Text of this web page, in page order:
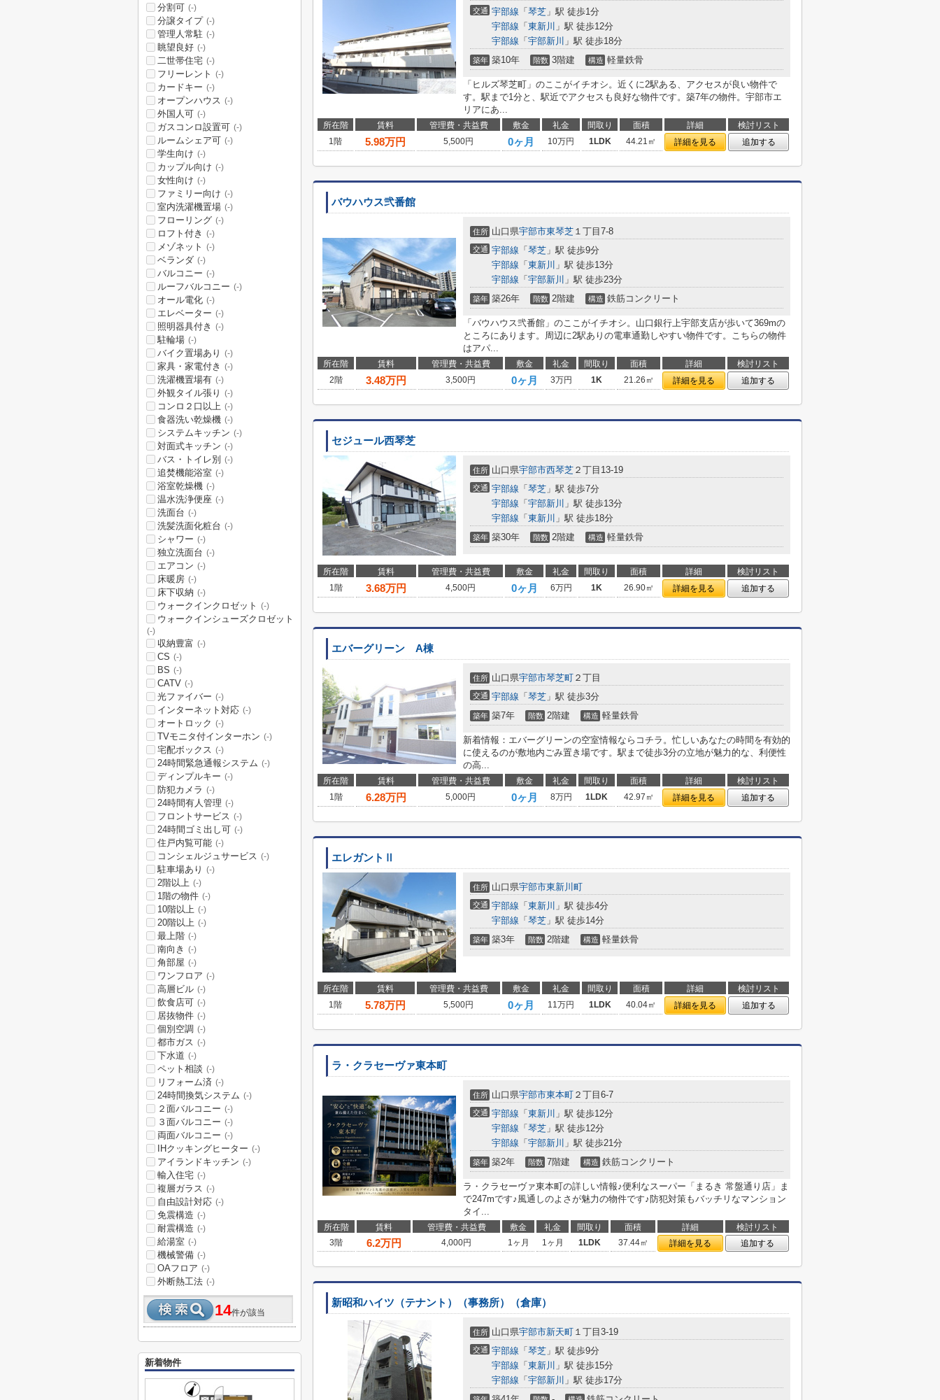
交通 宇部線 「 琴芝 」駅 徒歩1分
宇部線 「 東新川 」駅 徒歩12分
宇部線 「 宇部新川 」駅 徒歩18分
築年 築10年 階数 3階建 構造 軽量鉄骨
「ヒルズ琴芝町」のここがイチオシ。近くに2駅ある、アクセスが良い物件で
す。駅まで1分と、駅近でアクセスも良好な物件です。築7年の物件。宇部市エ
リアにあ...
所在階 賃料 管理費・共益費 敷金 礼金 間取り 面積 詳細
検討リスト
1階
5.98万円 5,500円 0ヶ月 10万円 1LDK 44.21㎡ 詳細を見る 追加する
バウハウス弐番館
住所 山口県宇部市東琴芝 １丁目7-8
交通 宇部線 「 琴芝 」駅 徒歩9分
宇部線 「 東新川 」駅 徒歩13分
宇部線 「 宇部新川 」駅 徒歩23分
築年 築26年 階数 2階建 構造 鉄筋コンクリート
「バウハウス弐番館」のここがイチオシ。山口銀行上宇部支店が歩いて369mの
ところにあります。周辺に2駅ありの電車通勤しやすい物件です。こちらの物件
はアパ...
所在階 賃料 管理費・共益費 敷金 礼金 間取り 面積 詳細
検討リスト
2階
3.48万円 3,500円 0ヶ月 3万円 1K 21.26㎡ 詳細を見る 追加する
セジュール西琴芝
住所 山口県宇部市西琴芝 ２丁目13-19
交通 宇部線 「 琴芝 」駅 徒歩7分
宇部線 「 宇部新川 」駅 徒歩13分
宇部線 「 東新川 」駅 徒歩18分
築年 築30年 階数 2階建 構造 軽量鉄骨
所在階 賃料 管理費・共益費 敷金 礼金 間取り 面積 詳細
検討リスト
1階
3.68万円 4,500円 0ヶ月 6万円 1K 26.90㎡ 詳細を見る 追加する
エバーグリーン A棟
住所 山口県宇部市琴芝町 ２丁目
交通 宇部線 「 琴芝 」駅 徒歩3分
築年 築7年 階数 2階建 構造 軽量鉄骨
新着情報：エバーグリーンの空室情報ならコチラ。忙しいあなたの時間を有効的
に使えるのが敷地内ごみ置き場です。駅まで徒歩3分の立地が魅力的な、利便性
の高...
所在階 賃料 管理費・共益費 敷金 礼金 間取り 面積 詳細
検討リスト
1階
6.28万円 5,000円 0ヶ月 8万円 1LDK 42.97㎡ 詳細を見る 追加する
エレガントⅡ
住所 山口県宇部市東新川町
交通 宇部線 「 東新川 」駅 徒歩4分
宇部線 「 琴芝 」駅 徒歩14分
築年 築3年 階数 2階建 構造 軽量鉄骨
所在階 賃料 管理費・共益費 敷金 礼金 間取り 面積 詳細
検討リスト
1階
5.78万円 5,500円 0ヶ月 11万円 1LDK 40.04㎡ 詳細を見る 追加する
ラ・クラセーヴァ東本町
住所 山口県宇部市東本町 ２丁目6-7
交通 宇部線 「 東新川 」駅 徒歩12分
宇部線 「 琴芝 」駅 徒歩12分
宇部線 「 宇部新川 」駅 徒歩21分
築年 築2年 階数 7階建 構造 鉄筋コンクリート
ラ・クラセーヴァ東本町の詳しい情報♪便利なスーパー「まるき 常盤通り店」ま
で247mです♪風通しのよさが魅力の物件です♪防犯対策もバッチリなマンション
タイ...
所在階 賃料 管理費・共益費 敷金 礼金 間取り 面積 詳細
検討リスト
3階
6.2万円 4,000円 1ヶ月 1ヶ月 1LDK 37.44㎡ 詳細を見る 追加する
新昭和ハイツ（テナント）（事務所）（倉庫）
住所 山口県宇部市新天町 １丁目3-19
交通 宇部線 「 琴芝 」駅 徒歩9分
宇部線 「 東新川 」駅 徒歩15分
宇部線 「 宇部新川 」駅 徒歩17分
分割可 (-)
分譲タイプ (-)
管理人常駐 (-)
眺望良好 (-)
二世帯住宅 (-)
フリーレント (-)
カードキー (-)
オープンハウス (-)
外国人可 (-)
ガスコンロ設置可 (-)
ルームシェア可 (-)
学生向け (-)
カップル向け (-)
女性向け (-)
ファミリー向け (-)
室内洗濯機置場 (-)
フローリング (-)
ロフト付き (-)
メゾネット (-)
ベランダ (-)
バルコニー (-)
ルーフバルコニー (-)
オール電化 (-)
エレベーター (-)
照明器具付き (-)
駐輪場 (-)
バイク置場あり (-)
家具・家電付き (-)
洗濯機置場有 (-)
外観タイル張り (-)
コンロ２口以上 (-)
食器洗い乾燥機 (-)
システムキッチン (-)
対面式キッチン (-)
バス・トイレ別 (-)
追焚機能浴室 (-)
浴室乾燥機 (-)
温水洗浄便座 (-)
洗面台 (-)
洗髪洗面化粧台 (-)
シャワー (-)
独立洗面台 (-)
エアコン (-)
床暖房 (-)
床下収納 (-)
ウォークインクロゼット (-)
ウォークインシューズクロゼット
(-)
収納豊富 (-)
CS (-)
BS (-)
CATV (-)
光ファイバー (-)
インターネット対応 (-)
オートロック (-)
TVモニタ付インターホン (-)
宅配ボックス (-)
24時間緊急通報システム (-)
ディンプルキー (-)
防犯カメラ (-)
24時間有人管理 (-)
フロントサービス (-)
24時間ゴミ出し可 (-)
住戸内覧可能 (-)
コンシェルジュサービス (-)
駐車場あり (-)
2階以上 (-)
1階の物件 (-)
10階以上 (-)
20階以上 (-)
最上階 (-)
南向き (-)
角部屋 (-)
ワンフロア (-)
高層ビル (-)
飲食店可 (-)
居抜物件 (-)
個別空調 (-)
都市ガス (-)
下水道 (-)
ペット相談 (-)
リフォーム済 (-)
24時間換気システム (-)
２面バルコニー (-)
３面バルコニー (-)
両面バルコニー (-)
IHクッキングヒーター (-)
アイランドキッチン (-)
輸入住宅 (-)
複層ガラス (-)
自由設計対応 (-)
免震構造 (-)
耐震構造 (-)
給湯室 (-)
機械警備 (-)
OAフロア (-)
外断熱工法 (-)
14件が該当
新着物件